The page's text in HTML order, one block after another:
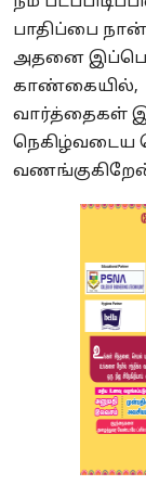
பாதிப்பை
அதனை
காண்கையில்,
வார்த்தைகள்
நெகிழ்வடைய